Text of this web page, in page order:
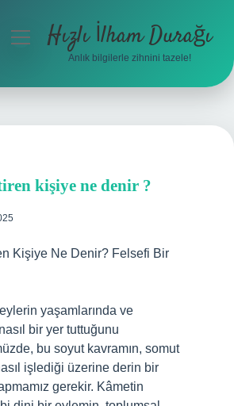
menüyüHızlı İlham Durağı
Anlık bilgilerle zihnini tazele!
kişiye ne denir ?
Kişiye Ne Denir? Felsefi Bir
yaşamlarında ve
bir yer tuttuğunu
bu soyut kavramın, somut
işlediği üzerine derin bir
gerekir. Kâmetin